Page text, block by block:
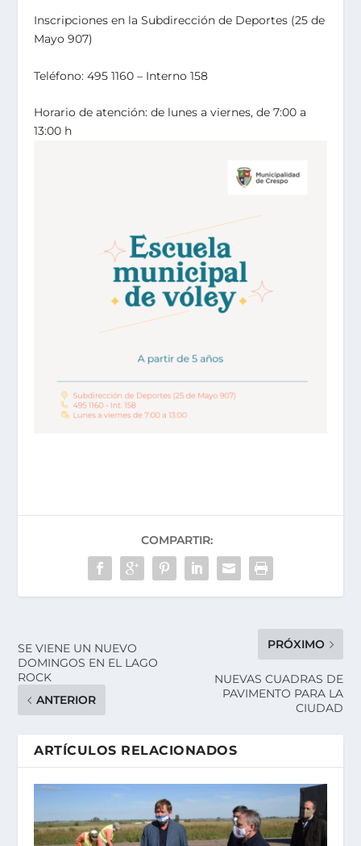
Inscripciones en la Subdirección de Deportes (25 de
Mayo 907)
Teléfono: 495 1160 – Interno 158
Horario de atención: de lunes a viernes, de 7:00 a
13:00 h
COMPARTIR:
SE VIENE UN NUEVO
DOMINGOS EN EL LAGO
ROCK
ANTERIOR
PRÓXIMO
NUEVAS CUADRAS DE
PAVIMENTO PARA LA
CIUDAD
ARTÍCULOS RELACIONADOS